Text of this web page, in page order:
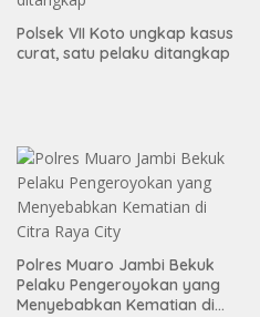
Polsek VII Koto ungkap kasus
curat, satu pelaku ditangkap
Polres Muaro Jambi Bekuk
Pelaku Pengeroyokan yang
Menyebabkan Kematian di